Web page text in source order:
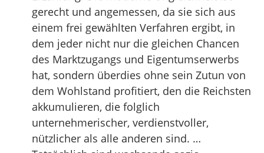
gerecht und angemessen, da sie sich aus
einem frei gewählten Verfahren ergibt, in
dem jeder nicht nur die gleichen Chancen
des Marktzugangs und Eigentumserwerbs
hat, sondern überdies ohne sein Zutun von
dem Wohlstand profitiert, den die Reichsten
akkumulieren, die folglich
unternehmerischer, verdienstvoller,
nützlicher als alle anderen sind. …